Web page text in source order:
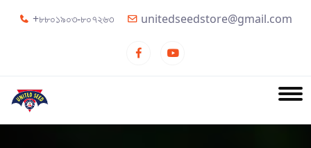
+৮৮০১৯০৩-৮০৭২৬৩ unitedseedstore@gmail.com